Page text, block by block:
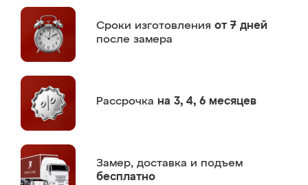
Сроки изготовления от 7 дней
после замера
Рассрочка на 3, 4, 6 месяцев
Замер, доставка и подъем
бесплатно